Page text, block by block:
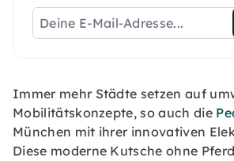
Immer mehr Städte setzen auf
Mobilitätskonzepte, so auch die
München mit ihrer innovativen
Diese moderne Kutsche ohne